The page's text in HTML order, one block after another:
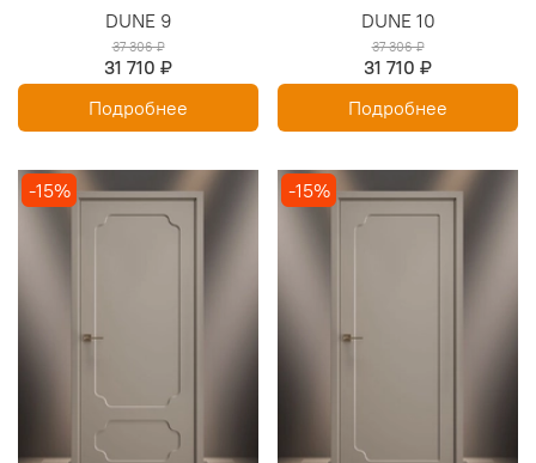
DUNE 9
37 306 ₽
31 710 ₽
Подробнее
DUNE 10
37 306 ₽
31 710 ₽
Подробнее
-15% -15%